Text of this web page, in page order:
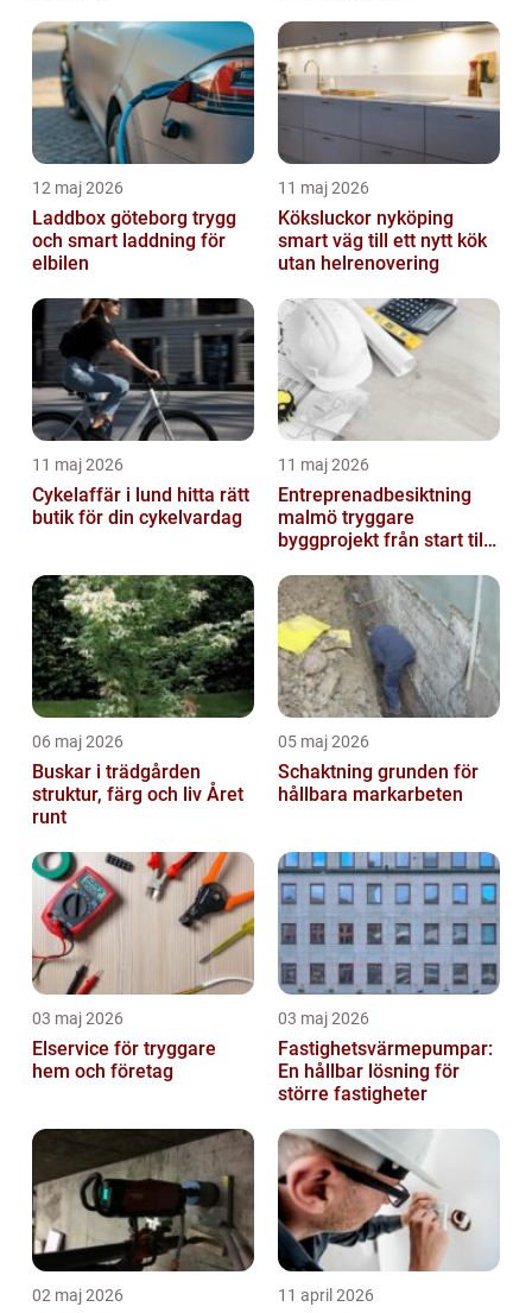
12 maj 2026
Laddbox göteborg trygg
och smart laddning för
elbilen
11 maj 2026
Köksluckor nyköping
smart väg till ett nytt kök
utan helrenovering
11 maj 2026
Cykelaffär i lund hitta rätt
butik för din cykelvardag
11 maj 2026
Entreprenadbesiktning
malmö tryggare
byggprojekt från start till
06 maj 2026
Buskar i trädgården
struktur, färg och liv Året
runt
05 maj 2026
Schaktning grunden för
hållbara markarbeten
03 maj 2026
Elservice för tryggare
hem och företag
03 maj 2026
Fastighetsvärmepumpar:
En hållbar lösning för
större fastigheter
02 maj 2026 11 april 2026